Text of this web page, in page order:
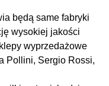
będą same fabryki
wysokiej jakości
wyprzedażowe
Pollini, Sergio Rossi,